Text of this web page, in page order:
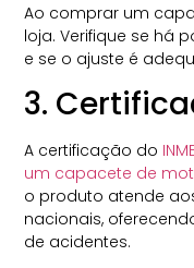
Ao comprar um
loja. Verifique se há
e se o ajuste é
3.
A certificação do
um capacete de
o produto atende
nacionais,
de acidentes.